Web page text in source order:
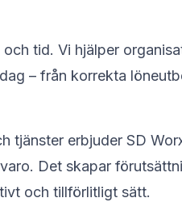
tid. Vi hjälper
– från korrekta
tjänster erbjuder SD
Det skapar
och tillförlitligt sätt.